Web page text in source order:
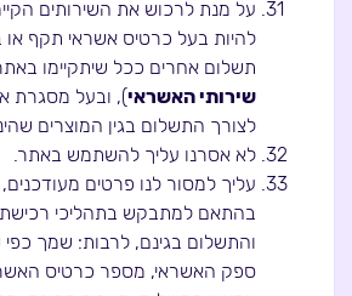
על מנת לרכוש את השירותים
להיות בעל כרטיס אשראי תקף או
תשלום אחרים ככל שיתקיימו
שירותי האשראי), ובעל מסגרת
לצורך התשלום בגין המוצרים
לא אסרנו עליך להשתמש באתר.
עליך למסור לנו פרטים מעודכנים,
בהתאם למתבקש בתהליכי
והתשלום בגינם, לרבות: שמך
ספק האשראי, מספר כרטיס